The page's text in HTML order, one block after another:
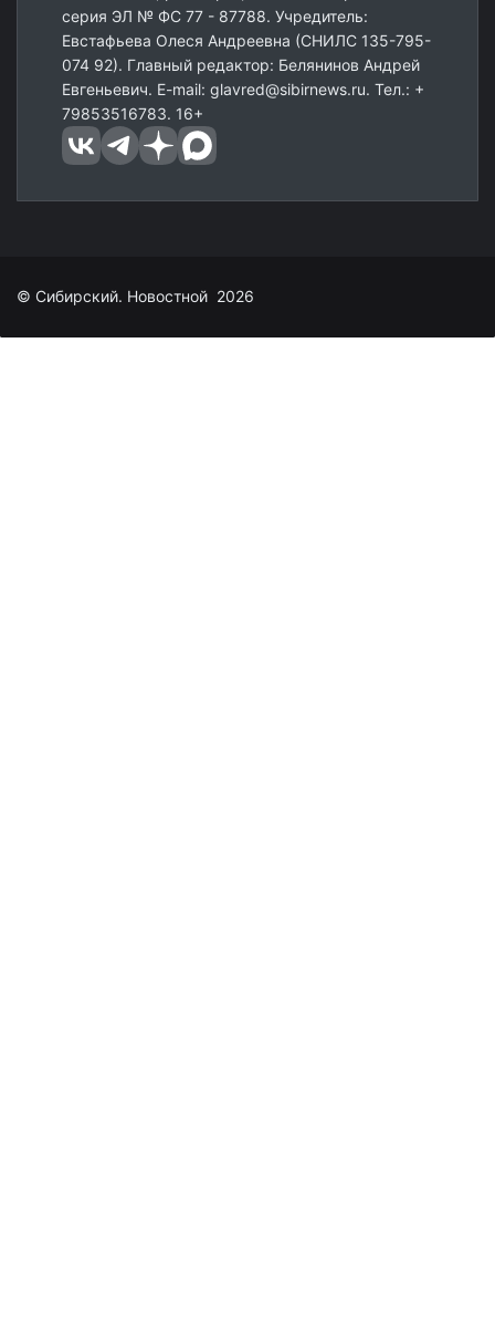
серия ЭЛ № ФС 77 - 87788. Учредитель:
Евстафьева Олеся Андреевна (СНИЛС 135-795-
074 92). Главный редактор: Белянинов Андрей
Евгеньевич. E-mail: glavred@sibirnews.ru. Тел.: +
79853516783. 16+
© Сибирский. Новостной 2026